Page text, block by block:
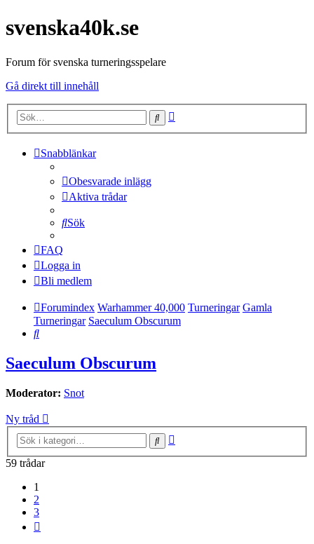
svenska40k.se
Forum för svenska turneringsspelare
Gå direkt till innehåll
Sök
Snabblänkar
Obesvarade inlägg
Aktiva trådar
Sök
FAQ
Logga in
Bli medlem
Forumindex Warhammer 40,000 Turneringar Gamla
Turneringar Saeculum Obscurum
Sök
Saeculum Obscurum
Moderator: Snot
Ny tråd
Sök
59 trådar
1
2
3